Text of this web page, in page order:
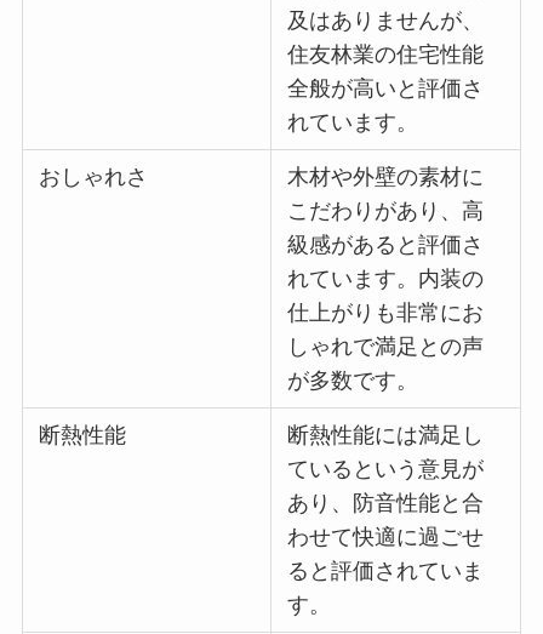
及はありませんが、
住友林業の住宅性能
全般が高いと評価さ
れています。
おしゃれさ
木材や外壁の素材に
こだわりがあり、高
級感があると評価さ
れています。内装の
仕上がりも非常にお
しゃれで満足との声
が多数です。
断熱性能
断熱性能には満足し
ているという意見が
あり、防音性能と合
わせて快適に過ごせ
ると評価されていま
す。